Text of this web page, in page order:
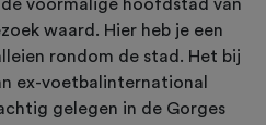
voormalige hoofdstad van
waard. Hier heb je een
rondom de stad. Het bij
ex-voetbalinternational
gelegen in de Gorges